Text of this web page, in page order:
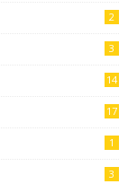
2
3
14
17
1
3